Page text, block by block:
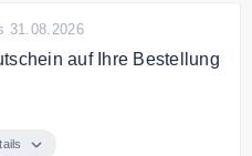
31.08.2026
auf Ihre Bestellung
und erhalten Sie einen